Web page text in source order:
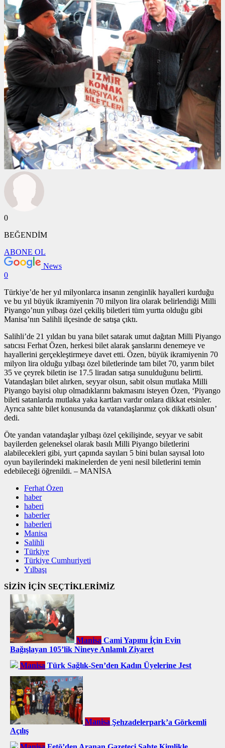
0
BEĞENDİM
ABONE OL
News
0
Türkiye’de her yıl milyonlarca insanın zenginlik hayalleri kurduğu
ve bu yıl büyük ikramiyenin 70 milyon lira olarak belirlendiği Milli
Piyango’nun yılbaşı özel çekiliş biletleri tüm yurtta olduğu gibi
Manisa’nın Salihli ilçesinde de satışa çıktı.
Salihli’de 21 yıldan bu yana bilet satarak umut dağıtan Milli Piyango
satıcısı Ferhat Özen, herkesi bilet alarak şanslarını denemeye ve
hayallerini gerçekleştirmeye davet etti. Özen, büyük ikramiyenin 70
milyon lira olduğu yılbaşı özel biletlerinde tam bilet 70, yarım bilet
35 ve çeyrek biletin ise 17.5 liradan satışa sunulduğunu belirtti.
Vatandaşları bilet alırken, seyyar olsun, sabit olsun mutlaka Milli
Piyango bayisi olup olmadıklarını bakmasını isteyen Özen, ‘Piyango
bileti satanlarda mutlaka yaka kartları vardır onlara dikkat etsinler.
Ayrıca sahte bilet konusunda da vatandaşlarımız çok dikkatli olsun’
dedi.
Öte yandan vatandaşlar yılbaşı özel çekilişinde, seyyar ve sabit
bayilerden geleneksel olarak basılı Milli Piyango biletlerini
alabilecekleri gibi, yurt çapında sayıları 5 bini bulan sayısal loto
oyun bayilerindeki makinelerden de yeni nesil biletlerini temin
edebileceği öğrenildi. – MANİSA
Ferhat Özen
haber
haberi
haberler
haberleri
Manisa
Salihli
Türkiye
Türkiye Cumhuriyeti
Yılbaşı
SİZİN İÇİN SEÇTİKLERİMİZ
Manisa Cami Yapımı İçin Evin
Bağışlayan 105’lik Nineye Anlamlı Ziyaret
Manisa Türk Sağlık-Sen’den Kadın Üyelerine Jest
Manisa Şehzadelerpark’a Görkemli
Açılış